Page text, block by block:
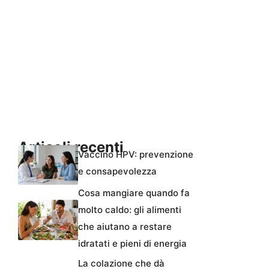
Articoli recentiVaccino HPV: prevenzione
e consapevolezza
Cosa mangiare quando fa
molto caldo: gli alimenti
che aiutano a restare
idratati e pieni di energia
La colazione che dà